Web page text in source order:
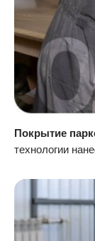
Покрытие
технологии